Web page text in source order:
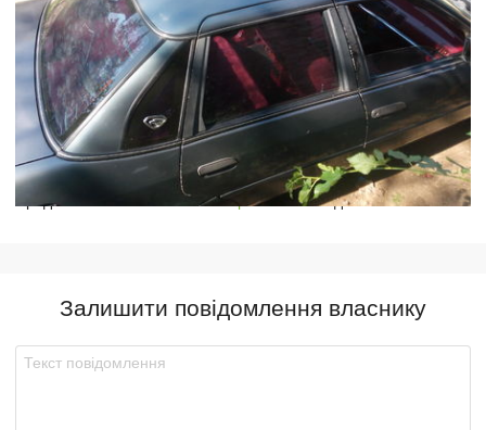
Предлагаю обмен на Ford Tempo 1993г.без доплаты
Залишити повідомлення власнику